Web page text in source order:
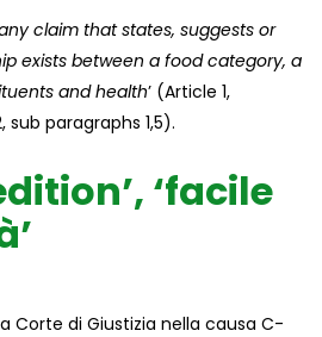
claim that states, suggests or
exists between a food category, a
and health’ (Article 1,
paragraphs 1,5).
‘facile
Corte di Giustizia nella causa C-